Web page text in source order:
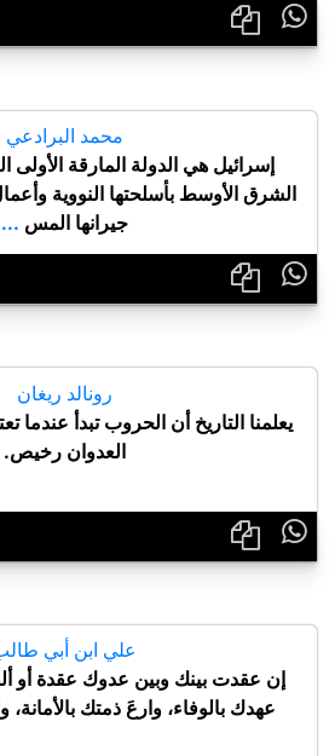

محمد البرادعي
إسرائيل هي الدولة المارقة الأولى
الشرق الأوسط بأسلحتها النووية
جيرانها المس ...

رونالد ريغان
يعلمنا التاريخ أن الحروب تبدأ عندما
العدوان رخيص.

علي ابن أبي
إن عقدت بينك وبين عدوك عقدة أو
عهدك بالوفاء، وارعَ ذمتك